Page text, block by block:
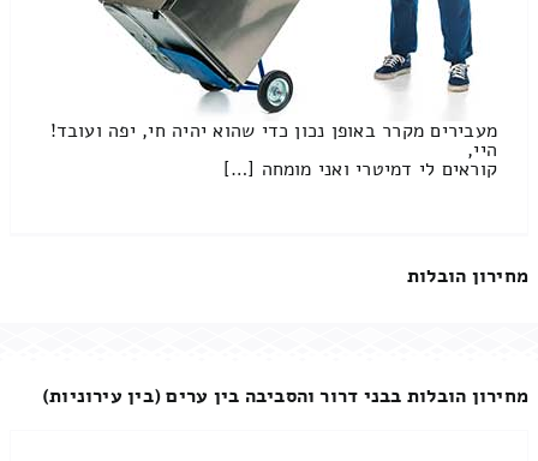
מעבירים מקרר באופן נכון כדי שהוא יהיה חי, יפה ועובד!
היי,
קוראים לי דמיטרי ואני מומחה […]
מחירון הובלות
מחירון הובלות בבני דרור והסביבה בין ערים (בין עירוניות)